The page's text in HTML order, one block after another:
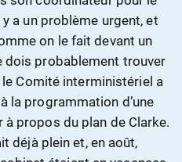
a un problème urgent, et
on le fait devant un
dois probablement trouver
Comité interministériel a
la programmation d’une
à propos du plan de Clarke.
déjà plein et, en août,